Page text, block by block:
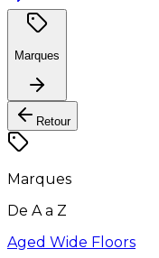
Marques
Retour
Marques
De A a Z
Aged Wide Floors